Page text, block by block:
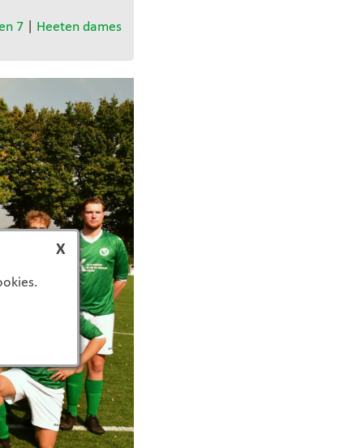
X
7|
Heeten dames